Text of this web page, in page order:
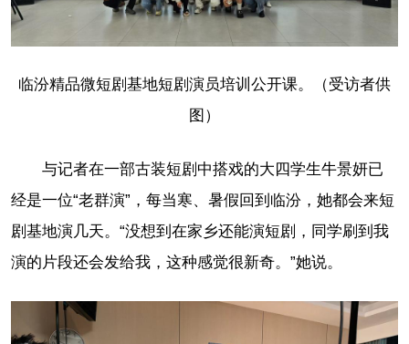
临汾精品微短剧基地短剧演员培训公开课。（受访者供
图）
与记者在一部古装短剧中搭戏的大四学生牛景妍已
经是一位“老群演”，每当寒、暑假回到临汾，她都会来短
剧基地演几天。“没想到在家乡还能演短剧，同学刷到我
演的片段还会发给我，这种感觉很新奇。”她说。